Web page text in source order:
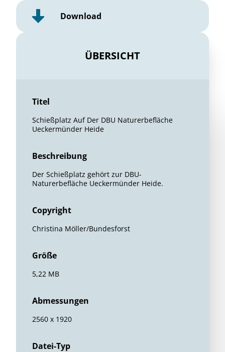
Download
ÜBERSICHT
Titel
Schießplatz Auf Der DBU Naturerbefläche
Ueckermünder Heide
Beschreibung
Der Schießplatz gehört zur DBU-
Naturerbefläche Ueckermünder Heide.
Copyright
Christina Möller/Bundesforst
Größe
5,22 MB
Abmessungen
2560 x 1920
Datei-Typ